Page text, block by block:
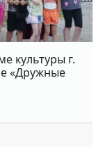
культуры г.
«Дружные